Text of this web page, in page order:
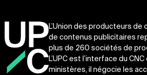
L’Union des producteurs de
de contenus publicitaires
plus de 260 sociétés de
L’UPC est l’interface du
ministères, il négocie les